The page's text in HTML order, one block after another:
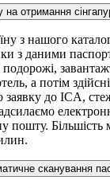
на отримання
з нашого
з даними
подорожі,
а потім
до ICA,
пошту. Більшість
сканування